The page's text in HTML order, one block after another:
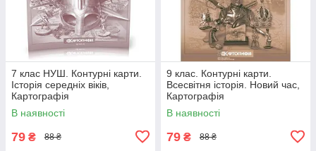
7 клас НУШ. Контурні карти.
Історія середніх віків,
Картографія
В наявності
79 ₴ 88 ₴
9 клас. Контурні карти.
Всесвітня історія. Новий час,
Картографія
В наявності
79 ₴ 88 ₴